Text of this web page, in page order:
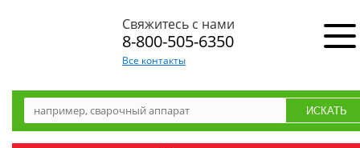
Свяжитесь с нами
8-800-505-6350
Все контакты